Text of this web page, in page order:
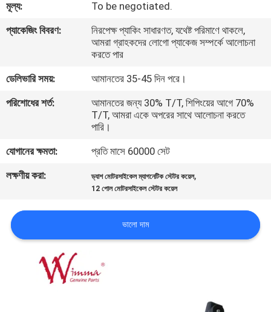
গুণমান
উদ্ধৃতি
অনুরোধ
সাইটম্যাপ
গোপনীয়তা
মূল্য:
To be negotiated.
প্যাকেজিং বিবরণ:
নিরপেক্ষ প্যাকিং সাধারণত, যথেষ্ট পরিমাণে থাকলে,
আমরা গ্রাহকদের লোগো প্যাকেজ সম্পর্কে আলোচনা
করতে পার
ডেলিভারি সময়:
আমানতের 35-45 দিন পরে।
পরিশোধের শর্ত:
আমানতের জন্য 30% T/T, শিপিংয়ের আগে 70%
T/T, আমরা একে অপরের সাথে আলোচনা করতে
পারি।
যোগানের ক্ষমতা:
প্রতি মাসে 60000 সেট
লক্ষণীয় করা:
ড্যাশ মোটরসাইকেল ম্যাগনেটিক স্টেটর কয়েল,
12 পোল মোটরসাইকেল স্টেটর কয়েল
ভালো দাম